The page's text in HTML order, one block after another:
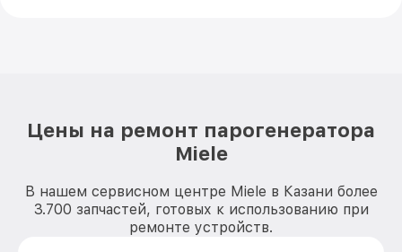
Цены на ремонт парогенератора
Miele
В нашем сервисном центре Miele в Казани более
3.700 запчастей, готовых к использованию при
ремонте устройств.